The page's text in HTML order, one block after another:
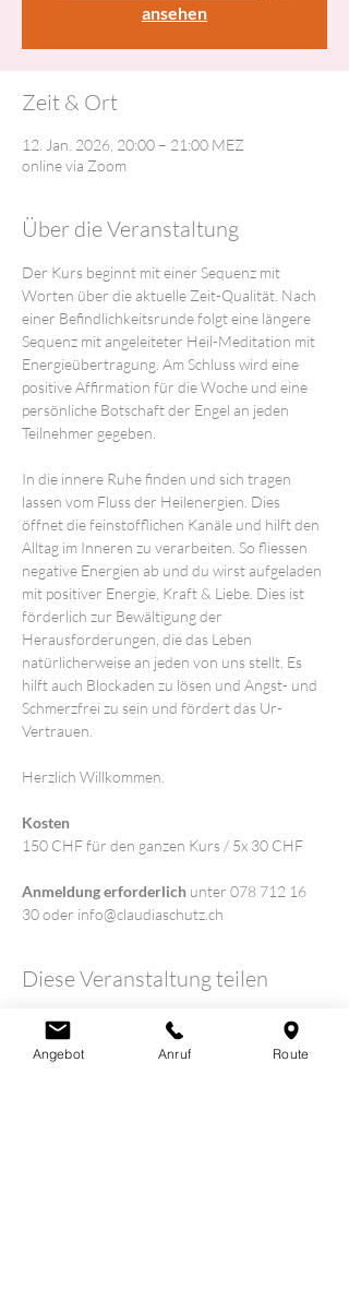
ansehen
Zeit & Ort
12. Jan. 2026, 20:00 – 21:00 MEZ
online via Zoom
Über die Veranstaltung
Der Kurs beginnt mit einer Sequenz mit
Worten über die aktuelle Zeit-Qualität. Nach
einer Befindlichkeitsrunde folgt eine längere
Sequenz mit angeleiteter Heil-Meditation mit
Energieübertragung. Am Schluss wird eine
positive Affirmation für die Woche und eine
persönliche Botschaft der Engel an jeden
Teilnehmer gegeben.
In die innere Ruhe finden und sich tragen
lassen vom Fluss der Heilenergien. Dies
öffnet die feinstofflichen Kanäle und hilft den
Alltag im Inneren zu verarbeiten. So fliessen
negative Energien ab und du wirst aufgeladen
mit positiver Energie, Kraft & Liebe. Dies ist
förderlich zur Bewältigung der
Herausforderungen, die das Leben
natürlicherweise an jeden von uns stellt. Es
hilft auch Blockaden zu lösen und Angst- und
Schmerzfrei zu sein und fördert das Ur-
Vertrauen.
Herzlich Willkommen.
Kosten
150 CHF für den ganzen Kurs / 5x 30 CHF
Anmeldung erforderlich unter 078 712 16
30 oder info@claudiaschutz.ch
Diese Veranstaltung teilen
Angebot Anruf Route